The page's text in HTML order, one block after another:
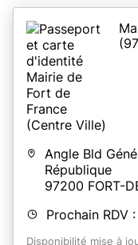
Angle Bld
République
97200 FORT-
Prochain RDV
Disponibilité mise à